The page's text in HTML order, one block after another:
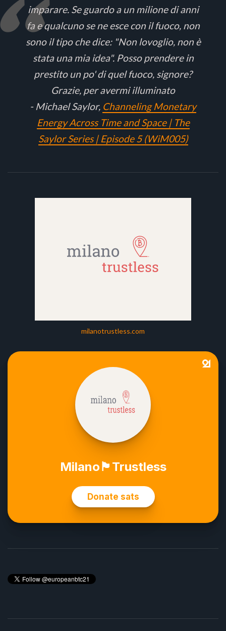
imparare. Se guardo a un milione di anni
fa e qualcuno se ne esce con il fuoco, non
sono il tipo che dice: "Non lovoglio, non è
stata una mia idea". Posso prendere in
prestito un po' di quel fuoco, signore?
Grazie, per avermi illuminato
- Michael Saylor, Channeling Monetary
Energy Across Time and Space | The
Saylor Series | Episode 5 (WiM005)
milanotrustless.com